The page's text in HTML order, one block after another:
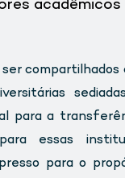
para a
essas
para o